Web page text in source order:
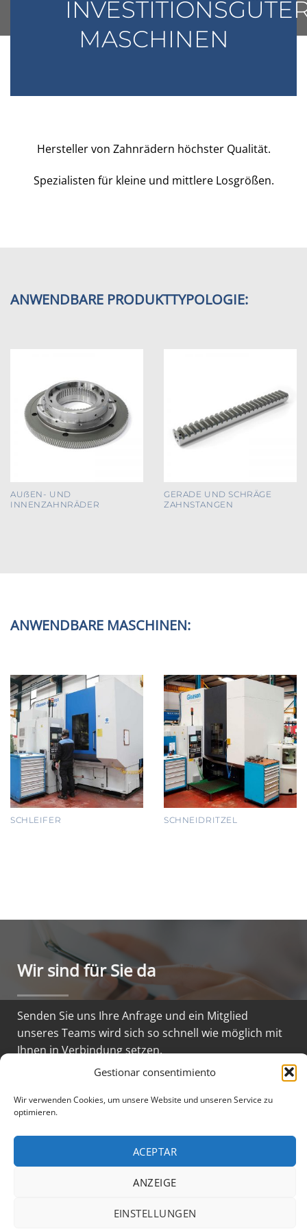
Gestionar consentimiento
Wir verwenden Cookies, um unsere Website und unseren Service zu
optimieren.
ACEPTAR
ANZEIGE
EINSTELLUNGEN
MASCHINEN
Hersteller von Zahnrädern höchster Qualität.
Spezialisten für kleine und mittlere Losgrößen.
ANWENDBARE PRODUKTTYPOLOGIE:
AUẞEN- UND
INNENZAHNRÄDER
GERADE UND SCHRÄGE
ZAHNSTANGEN
ANWENDBARE MASCHINEN:
SCHLEIFER SCHNEIDRITZEL
Wir sind für Sie da
Senden Sie uns Ihre Anfrage und ein Mitglied
unseres Teams wird sich so schnell wie möglich mit
Ihnen in Verbindung setzen.
RECHTLICHER HINWEIS
DATENSCHUTZERKLÄRUNG
COOKIE-RICHTLINIE